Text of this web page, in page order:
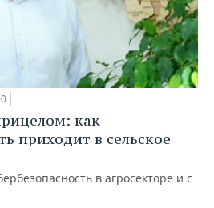
как
приходит в сельское
в агросекторе и с